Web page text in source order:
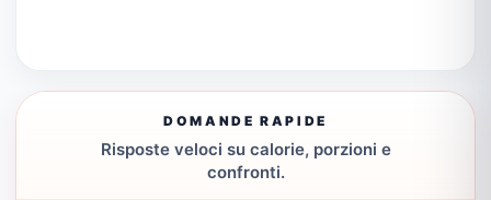
DOMANDE RAPIDE
Risposte veloci su calorie, porzioni e
confronti.